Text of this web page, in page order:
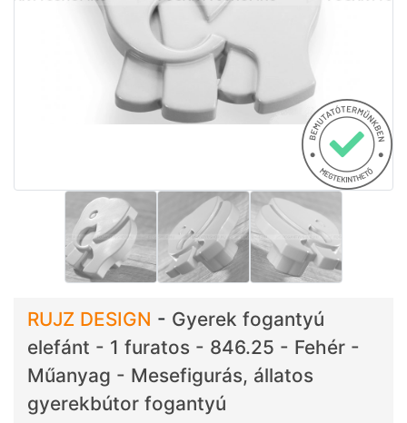
RUJZ DESIGN - Gyerek fogantyú
elefánt - 1 furatos - 846.25 - Fehér -
Műanyag - Mesefigurás, állatos
gyerekbútor fogantyú